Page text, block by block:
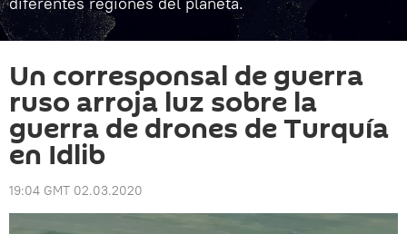
Un corresponsal de guerra
ruso arroja luz sobre la
guerra de drones de Turquía
en Idlib
19:04 GMT 02.03.2020